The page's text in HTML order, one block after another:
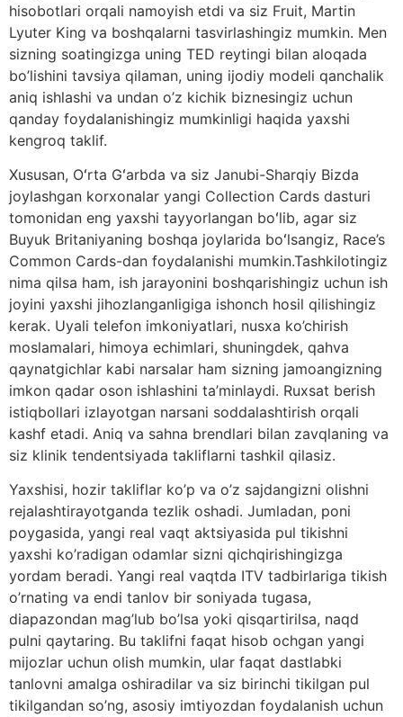
hisobotlari orqali namoyish etdi va siz Fruit, Martin
Lyuter King va boshqalarni tasvirlashingiz mumkin. Men
sizning soatingizga uning TED reytingi bilan aloqada
bo’lishini tavsiya qilaman, uning ijodiy modeli qanchalik
aniq ishlashi va undan o’z kichik biznesingiz uchun
qanday foydalanishingiz mumkinligi haqida yaxshi
kengroq taklif.
Xususan, Oʻrta Gʻarbda va siz Janubi-Sharqiy Bizda
joylashgan korxonalar yangi Collection Cards dasturi
tomonidan eng yaxshi tayyorlangan boʻlib, agar siz
Buyuk Britaniyaning boshqa joylarida boʻlsangiz, Race’s
Common Cards-dan foydalanishi mumkin.Tashkilotingiz
nima qilsa ham, ish jarayonini boshqarishingiz uchun ish
joyini yaxshi jihozlanganligiga ishonch hosil qilishingiz
kerak. Uyali telefon imkoniyatlari, nusxa ko’chirish
moslamalari, himoya echimlari, shuningdek, qahva
qaynatgichlar kabi narsalar ham sizning jamoangizning
imkon qadar oson ishlashini ta’minlaydi. Ruxsat berish
istiqbollari izlayotgan narsani soddalashtirish orqali
kashf etadi. Aniq va sahna brendlari bilan zavqlaning va
siz klinik tendentsiyada takliflarni tashkil qilasiz.
Yaxshisi, hozir takliflar ko’p va o’z sajdangizni olishni
rejalashtirayotganda tezlik oshadi. Jumladan, poni
poygasida, yangi real vaqt aktsiyasida pul tikishni
yaxshi ko’radigan odamlar sizni qichqirishingizga
yordam beradi. Yangi real vaqtda ITV tadbirlariga tikish
o’rnating va endi tanlov bir soniyada tugasa,
diapazondan mag’lub bo’lsa yoki qisqartirilsa, naqd
pulni qaytaring. Bu taklifni faqat hisob ochgan yangi
mijozlar uchun olish mumkin, ular faqat dastlabki
tanlovni amalga oshiradilar va siz birinchi tikilgan pul
tikilgandan so’ng, asosiy imtiyozdan foydalanish uchun